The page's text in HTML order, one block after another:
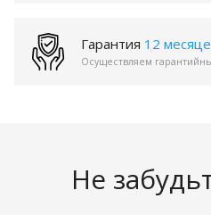
Гарантия 12
Осуществляем
Не